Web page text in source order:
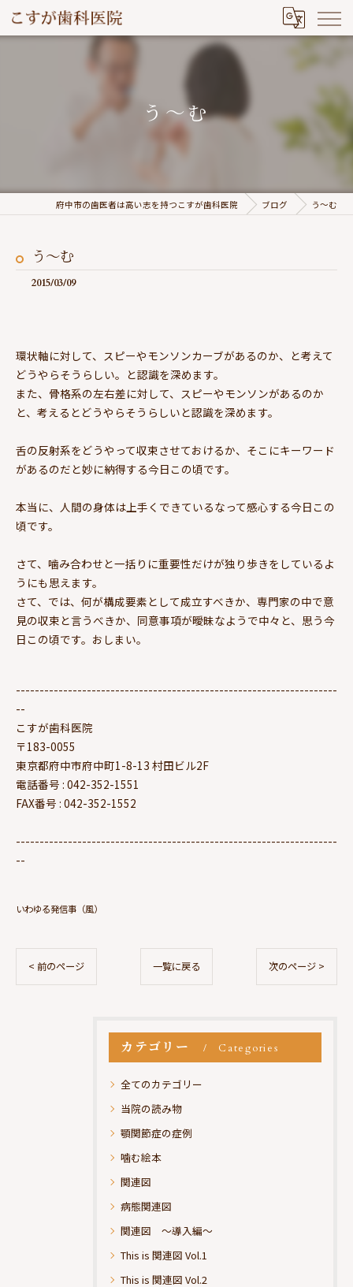
う～む
府中市の歯医者は高い志を持つこすが歯科医院 ブログ う～む
う～む
2015/03/09
環状軸に対して、スピーやモンソンカーブがあるのか、と考えて
どうやらそうらしい。と認識を深めます。
また、骨格系の左右差に対して、スピーやモンソンがあるのか
と、考えるとどうやらそうらしいと認識を深めます。
舌の反射系をどうやって収束させておけるか、そこにキーワード
があるのだと妙に納得する今日この頃です。
本当に、人間の身体は上手くできているなって感心する今日この
頃です。
さて、噛み合わせと一括りに重要性だけが独り歩きをしているよ
うにも思えます。
さて、では、何が構成要素として成立すべきか、専門家の中で意
見の収束と言うべきか、同意事項が曖昧なようで中々と、思う今
日この頃です。おしまい。
--------------------------------------------------------------------
--
こすが歯科医院
〒183-0055
東京都府中市府中町1-8-13 村田ビル2F
電話番号 : 042-352-1551
FAX番号 : 042-352-1552
--------------------------------------------------------------------
--
いわゆる発信事（風）
< 前のページ 一覧に戻る 次のページ >
カテゴリー Categories
全てのカテゴリー
当院の読み物
顎関節症の症例
噛む絵本
関連図
病態関連図
関連図 ～導入編～
This is 関連図 Vol.1
This is 関連図 Vol.2